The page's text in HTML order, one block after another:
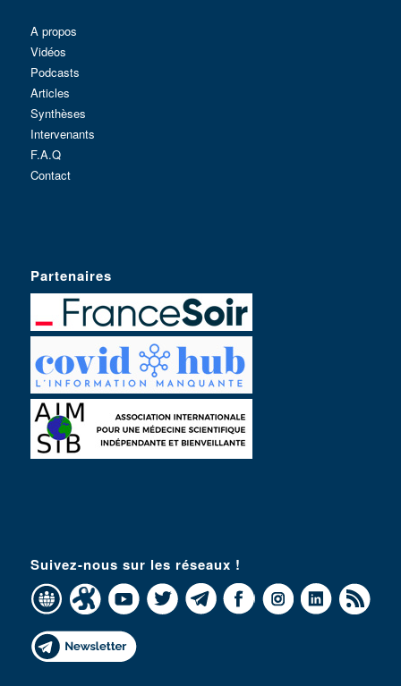
A propos
Vidéos
Podcasts
Articles
Synthèses
Intervenants
F.A.Q
Contact
Partenaires
Suivez-nous sur les réseaux !